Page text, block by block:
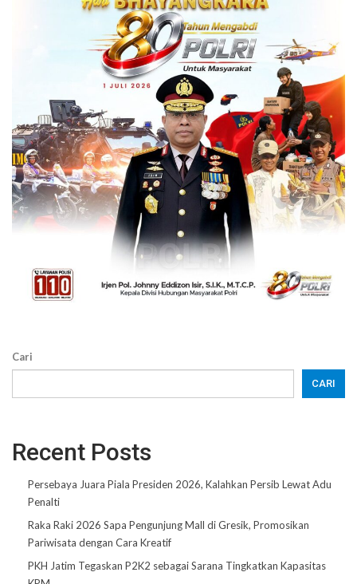
Cari
CARI
Recent Posts
Persebaya Juara Piala Presiden 2026, Kalahkan Persib Lewat Adu
Penalti
Raka Raki 2026 Sapa Pengunjung Mall di Gresik, Promosikan
Pariwisata dengan Cara Kreatif
PKH Jatim Tegaskan P2K2 sebagai Sarana Tingkatkan Kapasitas